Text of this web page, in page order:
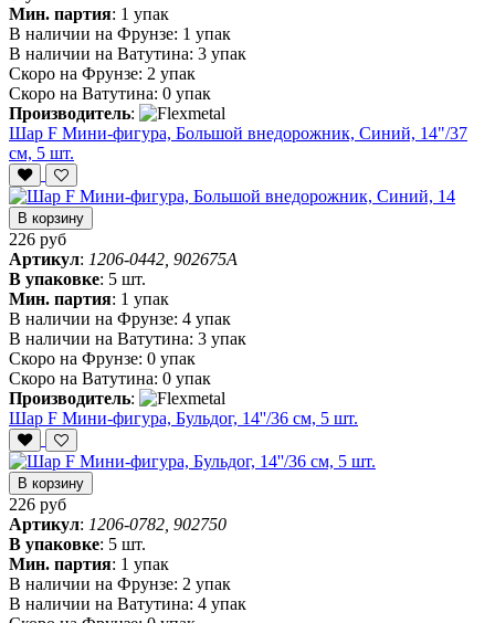
Мин. партия: 1 упак
В наличии на Фрунзе: 1 упак
В наличии на Ватутина: 3 упак
Скоро на Фрунзе: 2 упак
Скоро на Ватутина: 0 упак
Производитель:
Шар F Мини-фигура, Большой внедорожник, Синий, 14"/37
см, 5 шт.
В корзину
226 руб
Артикул: 1206-0442, 902675A
В упаковке: 5 шт.
Мин. партия: 1 упак
В наличии на Фрунзе: 4 упак
В наличии на Ватутина: 3 упак
Скоро на Фрунзе: 0 упак
Скоро на Ватутина: 0 упак
Производитель:
Шар F Мини-фигура, Бульдог, 14''/36 см, 5 шт.
В корзину
226 руб
Артикул: 1206-0782, 902750
В упаковке: 5 шт.
Мин. партия: 1 упак
В наличии на Фрунзе: 2 упак
В наличии на Ватутина: 4 упак